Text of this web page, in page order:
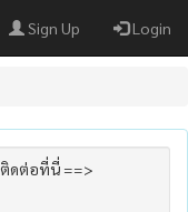
Sign Up Login
ติดต่อที่นี่ ==>